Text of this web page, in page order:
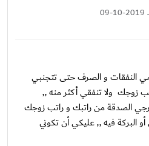
.
09-10-2019
النفقات و الصرف حتى تتجنبي
زوجك ولا تنفقي أكثر منه ,,
الصدقة من راتبك و راتب زوجك
أو البركة فيه ,, عليكي أن تكوني